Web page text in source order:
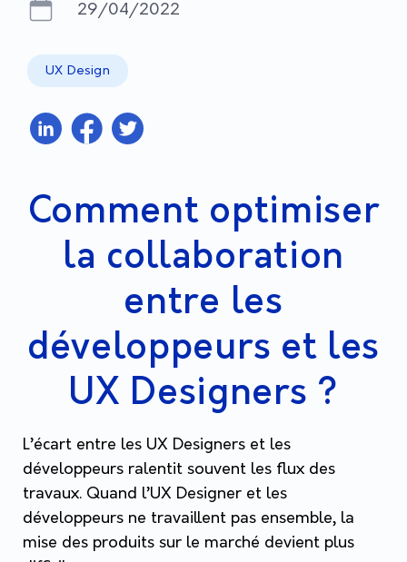
29/04/2022
UX Design
Comment optimiser
la collaboration
entre les
développeurs et les
UX Designers ?
L’écart entre les UX Designers et les
développeurs ralentit souvent les flux des
travaux. Quand l’UX Designer et les
développeurs ne travaillent pas ensemble, la
mise des produits sur le marché devient plus